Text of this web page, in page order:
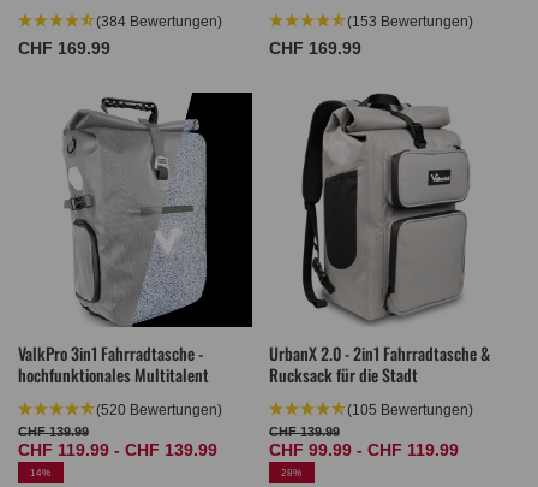
(384 Bewertungen)
Normaler
CHF 169.99
(153 Bewertungen)
Normaler
CHF 169.99
ValkPro 3in1 Fahrradtasche -
hochfunktionales Multitalent
(520 Bewertungen)
Normaler
Preis
CHF 139.99
Verkaufspreis
CHF 119.99 - CHF 139.99
14%
UrbanX 2.0 - 2in1 Fahrradtasche &
Rucksack für die Stadt
(105 Bewertungen)
Normaler
Preis
CHF 139.99
Verkaufspreis
CHF 99.99 - CHF 119.99
28%